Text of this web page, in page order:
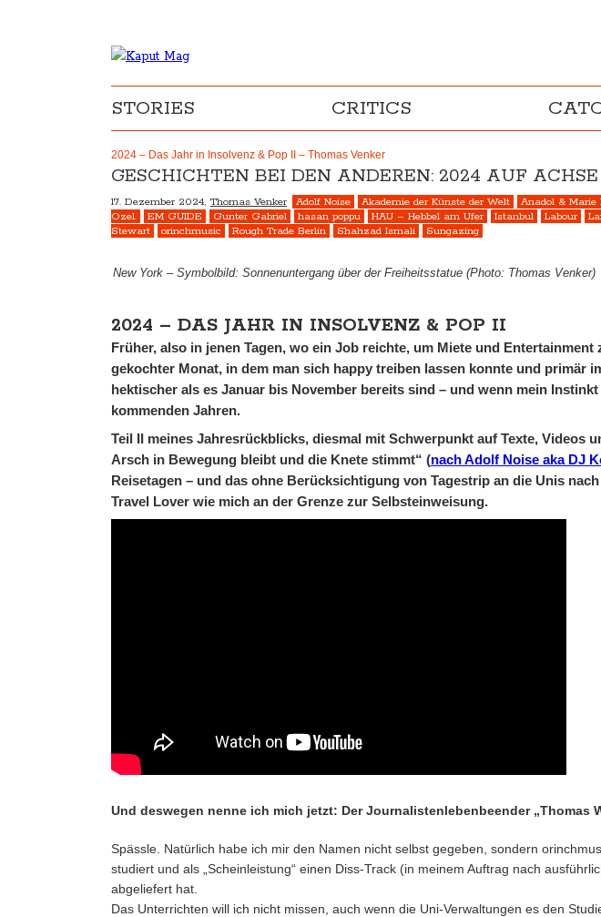
STORIES CRITICS
2024 – Das Jahr in Insolvenz & Pop II – Thomas Venker
GESCHICHTEN BEI DEN ANDEREN: 2024 AUF ACHSE
17. Dezember 2024, Thomas Venker Adolf Noise Akademie der Künste der Welt Anadol & Marie
Ozel.
EM GUIDE Gunter Gabriel hasan poppu HAU – Hebbel am Ufer Istanbul Labour
Stewart
orinchmusic Rough Trade Berlin Shahzad Ismali Sungazing
New York – Symbolbild: Sonnenuntergang über der Freiheitsstatue (Photo: Thomas Venker)
2024 – DAS JAHR IN INSOLVENZ & POP II
Früher, also in jenen Tagen, wo ein Job reichte, um Miete und
gekochter Monat, in dem man sich happy treiben lassen konnte und primär
hektischer als es Januar bis November bereits sind – und wenn mein
kommenden Jahren.
Teil II meines Jahresrückblicks, diesmal mit Schwerpunkt auf Texte, Videos
Arsch in Bewegung bleibt und die Knete stimmt“ (nach Adolf Noise aka DJ
Reisetagen – und das ohne Berücksichtigung von Tagestrip an die Unis
Travel Lover wie mich an der Grenze zur Selbsteinweisung.
Und deswegen nenne ich mich jetzt: Der Journalistenlebenbeender „Thomas
Spässle. Natürlich habe ich mir den Namen nicht selbst gegeben, sondern
studiert und als „Scheinleistung“ einen Diss-Track (in meinem Auftrag nach
abgeliefert hat.
Das Unterrichten will ich nicht missen, auch wenn die Uni-Verwaltungen es den